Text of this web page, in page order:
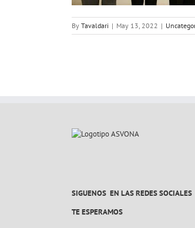
By Tavaldari | May 13, 2022 |
SIGUENOS EN LAS REDES SOCIALES
TE ESPERAMOS